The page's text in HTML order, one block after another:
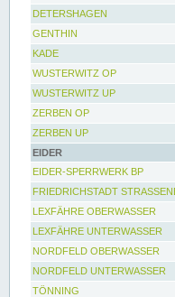
DETERSHAGEN
GENTHIN
KADE
WUSTERWITZ OP
WUSTERWITZ UP
ZERBEN OP
ZERBEN UP
EIDER
EIDER-SPERRWERK BP
FRIEDRICHSTADT
LEXFÄHRE OBERWASSER
LEXFÄHRE UNTERWASSER
NORDFELD OBERWASSER
NORDFELD UNTERWASSER
TÖNNING